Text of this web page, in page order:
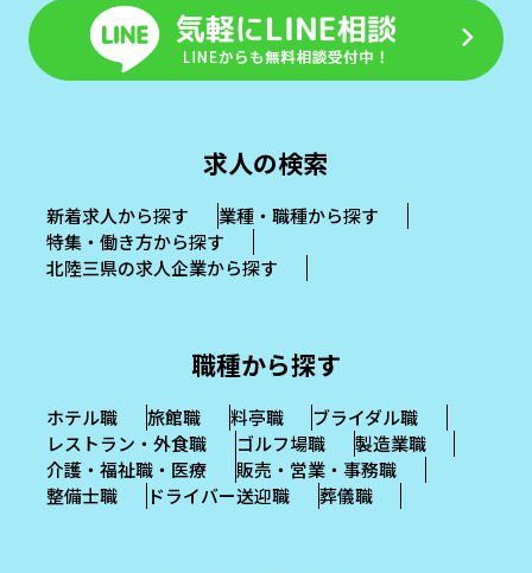
求人の検索
新着求人から探す
業種・職種から探す
特集・働き方から探す
北陸三県の求人企業から探す
職種から探す
ホテル職 旅館職 料亭職
ブライダル職
レストラン・外食職
ゴルフ場職
製造業職
介護・福祉職・医療
販売・営業・事務職
整備士職
ドライバー送迎職 葬儀職